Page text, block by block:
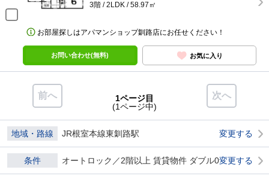
3階 / 2LDK / 58.97㎡
お部屋探しはアパマンショップ釧路店にお任せください！
お問い合わせ(無料) お気に入り
前へ 次へ
1ページ目
(1ページ中)
地域・路線 JR根室本線東釧路駅 変更する
条件 オートロック／2階以上 賃貸物件 ダブル0変更する